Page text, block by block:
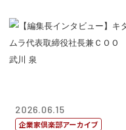
2026.06.15
企業家倶楽部アーカイブ